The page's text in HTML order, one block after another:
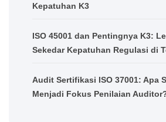
Kepatuhan K3
ISO 45001 dan Pentingnya K3:
Sekedar Kepatuhan Regulasi di
Audit Sertifikasi ISO 37001: Apa
Menjadi Fokus Penilaian